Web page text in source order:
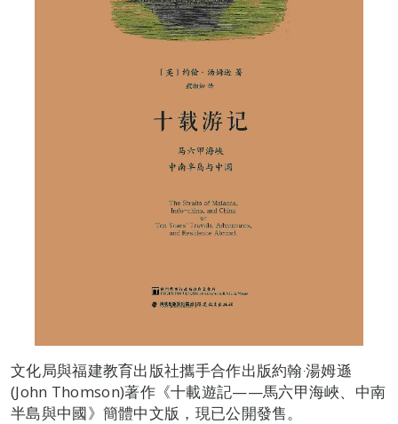
文化局與福建教育出版社攜手合作出版約翰‧湯姆遜
(John Thomson)著作《十載遊記——馬六甲海峽、中南
半島與中國》簡體中文版，現已公開發售。